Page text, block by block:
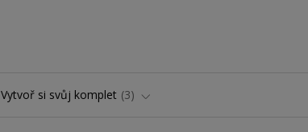
Vytvoř si svůj komplet 3